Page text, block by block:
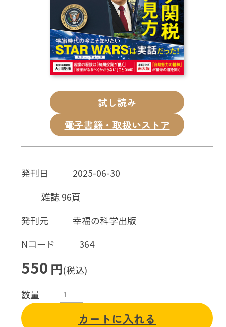
雑貨
外国語
試し読み
電子書籍・取扱いストア
発刊日
2025-06-30
雑誌 96頁
発刊元
幸福の科学出版
Nコード
364
550 円(税込)
数量
カートに入れる